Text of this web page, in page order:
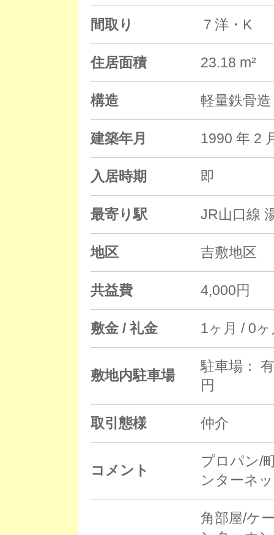
間取り ７洋・K
住居面積 23.18 m²
構造 軽量鉄骨
建築年月 1990 年
入居時期 即
最寄り駅 JR山口線
地区 吉敷地区
共益費 4,000円
敷金 / 礼金 1ヶ月 / 0ヶ
敷地内駐車場
駐車場：
円
取引態様 仲介
コメント
プロパン/
ンターネ
角部屋/ケ